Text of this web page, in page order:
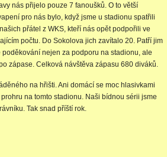
nás přijelo pouze 7 fanoušků. O to větší
pro nás bylo, když jsme u stadionu spatřili
přátel z WKS, kteří nás opět podpořili ve
počtu. Do Sokolova jich zavítalo 20. Patří jim
poděkování nejen za podporu na stadionu, ale
zápase. Celková návštěva zápasu 680 diváků.
na hřišti. Ani domácí se moc hlasivkami
na tomto stadionu. Naši bídnou sérii jsme
Tak snad příští rok.